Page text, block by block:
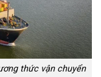
thức vận chuyển